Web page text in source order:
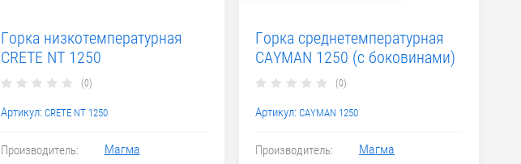
Горка низкотемпературная
CRETE NT 1250
(0)
Артикул:CRETE NT 1250
Производитель: Магма
Горка среднетемпературная
CAYMAN 1250 (с боковинами)
(0)
Артикул: CAYMAN 1250
Производитель: Магма